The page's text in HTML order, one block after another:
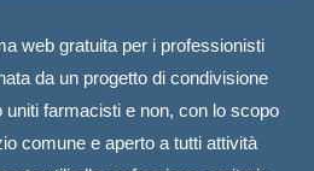
web gratuita per i professionisti
da un progetto di condivisione
farmacisti e non, con lo scopo
comune e aperto a tutti attività